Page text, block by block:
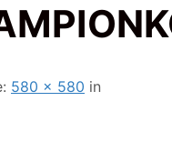
580 × 580 in